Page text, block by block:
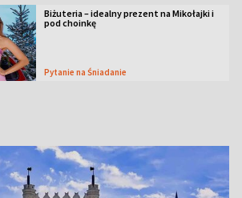
Biżuteria – idealny prezent na Mikołajki i
pod choinkę
Pytanie na Śniadanie